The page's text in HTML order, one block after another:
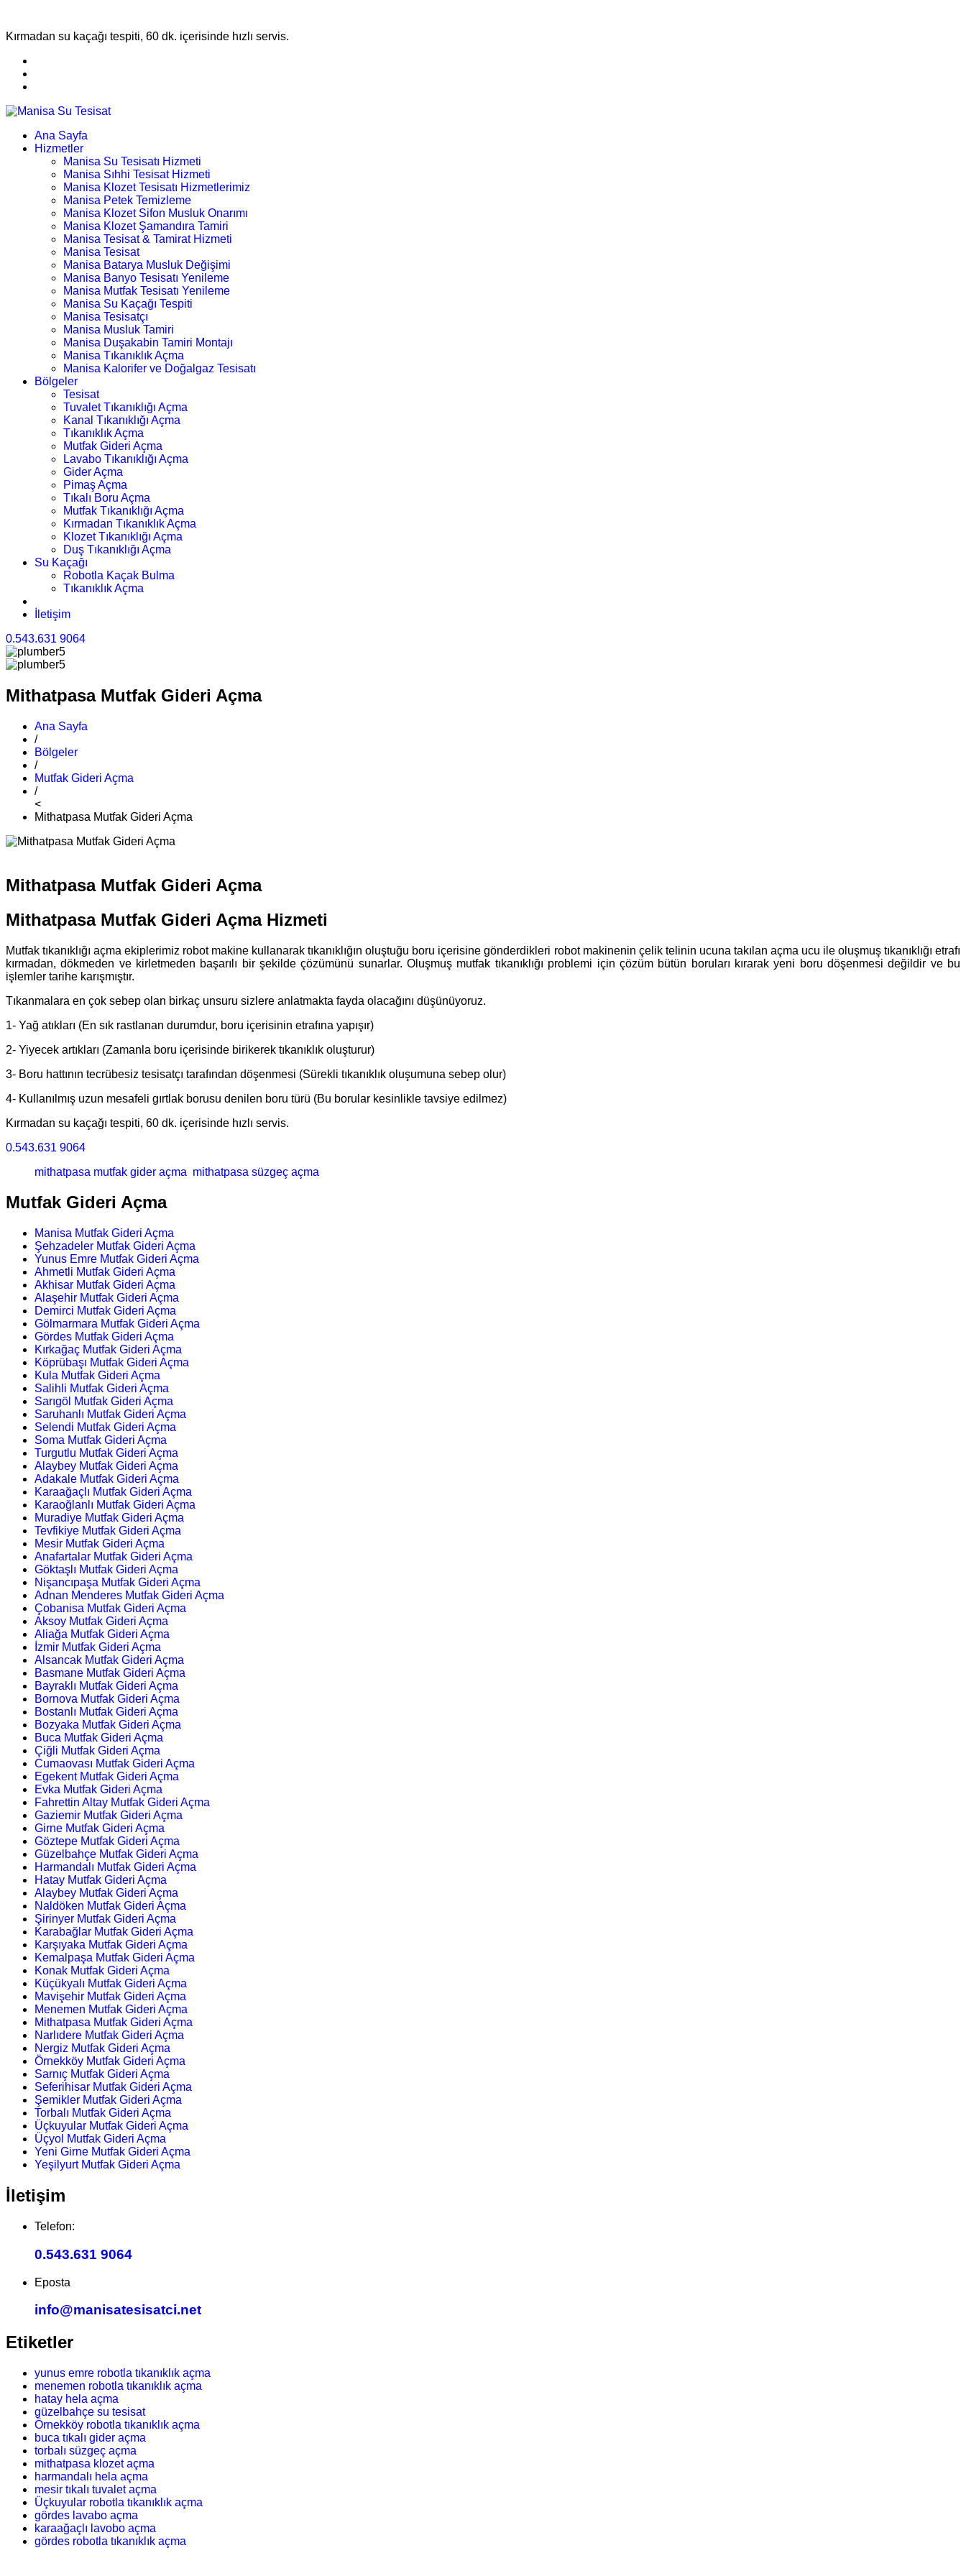
Kırmadan su kaçağı tespiti, 60 dk. içerisinde hızlı servis.
Ana Sayfa
Hizmetler
Manisa Su Tesisatı Hizmeti
Manisa Sıhhi Tesisat Hizmeti
Manisa Klozet Tesisatı Hizmetlerimiz
Manisa Petek Temizleme
Manisa Klozet Sifon Musluk Onarımı
Manisa Klozet Şamandıra Tamiri
Manisa Tesisat & Tamirat Hizmeti
Manisa Tesisat
Manisa Batarya Musluk Değişimi
Manisa Banyo Tesisatı Yenileme
Manisa Mutfak Tesisatı Yenileme
Manisa Su Kaçağı Tespiti
Manisa Tesisatçı
Manisa Musluk Tamiri
Manisa Duşakabin Tamiri Montajı
Manisa Tıkanıklık Açma
Manisa Kalorifer ve Doğalgaz Tesisatı
Bölgeler
Tesisat
Tuvalet Tıkanıklığı Açma
Kanal Tıkanıklığı Açma
Tıkanıklık Açma
Mutfak Gideri Açma
Lavabo Tıkanıklığı Açma
Gider Açma
Pimaş Açma
Tıkalı Boru Açma
Mutfak Tıkanıklığı Açma
Kırmadan Tıkanıklık Açma
Klozet Tıkanıklığı Açma
Duş Tıkanıklığı Açma
Su Kaçağı
Robotla Kaçak Bulma
Tıkanıklık Açma
İletişim
0.543.631 9064
Mithatpasa Mutfak Gideri Açma
Ana Sayfa
/
Bölgeler
/
Mutfak Gideri Açma
/
<
Mithatpasa Mutfak Gideri Açma
Mithatpasa Mutfak Gideri Açma
Mithatpasa Mutfak Gideri Açma Hizmeti
Mutfak tıkanıklığı açma ekiplerimiz robot makine kullanarak tıkanıklığın oluştuğu boru içerisine gönderdikleri robot makinenin çelik telinin ucuna takılan açma ucu ile oluşmuş tıkanıklığı etrafı
kırmadan, dökmeden ve kirletmeden başarılı bir şekilde çözümünü sunarlar. Oluşmuş mutfak tıkanıklığı problemi için çözüm bütün boruları kırarak yeni boru döşenmesi değildir ve bu
işlemler tarihe karışmıştır.
Tıkanmalara en çok sebep olan birkaç unsuru sizlere anlatmakta fayda olacağını düşünüyoruz.
1- Yağ atıkları (En sık rastlanan durumdur, boru içerisinin etrafına yapışır)
2- Yiyecek artıkları (Zamanla boru içerisinde birikerek tıkanıklık oluşturur)
3- Boru hattının tecrübesiz tesisatçı tarafından döşenmesi (Sürekli tıkanıklık oluşumuna sebep olur)
4- Kullanılmış uzun mesafeli gırtlak borusu denilen boru türü (Bu borular kesinlikle tavsiye edilmez)
Kırmadan su kaçağı tespiti, 60 dk. içerisinde hızlı servis.
0.543.631 9064
mithatpasa mutfak gider açma mithatpasa süzgeç açma
Mutfak Gideri Açma
Manisa Mutfak Gideri Açma
Şehzadeler Mutfak Gideri Açma
Yunus Emre Mutfak Gideri Açma
Ahmetli Mutfak Gideri Açma
Akhisar Mutfak Gideri Açma
Alaşehir Mutfak Gideri Açma
Demirci Mutfak Gideri Açma
Gölmarmara Mutfak Gideri Açma
Gördes Mutfak Gideri Açma
Kırkağaç Mutfak Gideri Açma
Köprübaşı Mutfak Gideri Açma
Kula Mutfak Gideri Açma
Salihli Mutfak Gideri Açma
Sarıgöl Mutfak Gideri Açma
Saruhanlı Mutfak Gideri Açma
Selendi Mutfak Gideri Açma
Soma Mutfak Gideri Açma
Turgutlu Mutfak Gideri Açma
Alaybey Mutfak Gideri Açma
Adakale Mutfak Gideri Açma
Karaağaçlı Mutfak Gideri Açma
Karaoğlanlı Mutfak Gideri Açma
Muradiye Mutfak Gideri Açma
Tevfikiye Mutfak Gideri Açma
Mesir Mutfak Gideri Açma
Anafartalar Mutfak Gideri Açma
Göktaşlı Mutfak Gideri Açma
Nişancıpaşa Mutfak Gideri Açma
Adnan Menderes Mutfak Gideri Açma
Çobanisa Mutfak Gideri Açma
Aksoy Mutfak Gideri Açma
Aliağa Mutfak Gideri Açma
İzmir Mutfak Gideri Açma
Alsancak Mutfak Gideri Açma
Basmane Mutfak Gideri Açma
Bayraklı Mutfak Gideri Açma
Bornova Mutfak Gideri Açma
Bostanlı Mutfak Gideri Açma
Bozyaka Mutfak Gideri Açma
Buca Mutfak Gideri Açma
Çiğli Mutfak Gideri Açma
Cumaovası Mutfak Gideri Açma
Egekent Mutfak Gideri Açma
Evka Mutfak Gideri Açma
Fahrettin Altay Mutfak Gideri Açma
Gaziemir Mutfak Gideri Açma
Girne Mutfak Gideri Açma
Göztepe Mutfak Gideri Açma
Güzelbahçe Mutfak Gideri Açma
Harmandalı Mutfak Gideri Açma
Hatay Mutfak Gideri Açma
Alaybey Mutfak Gideri Açma
Naldöken Mutfak Gideri Açma
Şirinyer Mutfak Gideri Açma
Karabağlar Mutfak Gideri Açma
Karşıyaka Mutfak Gideri Açma
Kemalpaşa Mutfak Gideri Açma
Konak Mutfak Gideri Açma
Küçükyalı Mutfak Gideri Açma
Mavişehir Mutfak Gideri Açma
Menemen Mutfak Gideri Açma
Mithatpasa Mutfak Gideri Açma
Narlıdere Mutfak Gideri Açma
Nergiz Mutfak Gideri Açma
Örnekköy Mutfak Gideri Açma
Sarnıç Mutfak Gideri Açma
Seferihisar Mutfak Gideri Açma
Şemikler Mutfak Gideri Açma
Torbalı Mutfak Gideri Açma
Üçkuyular Mutfak Gideri Açma
Üçyol Mutfak Gideri Açma
Yeni Girne Mutfak Gideri Açma
Yeşilyurt Mutfak Gideri Açma
İletişim
Telefon:
0.543.631 9064
Eposta
info@manisatesisatci.net
Etiketler
yunus emre robotla tıkanıklık açma
menemen robotla tıkanıklık açma
hatay hela açma
güzelbahçe su tesisat
Örnekköy robotla tıkanıklık açma
buca tıkalı gider açma
torbalı süzgeç açma
mithatpasa klozet açma
harmandalı hela açma
mesir tıkalı tuvalet açma
Üçkuyular robotla tıkanıklık açma
gördes lavabo açma
karaağaçlı lavobo açma
gördes robotla tıkanıklık açma